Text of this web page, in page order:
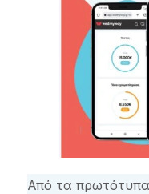
Από τα